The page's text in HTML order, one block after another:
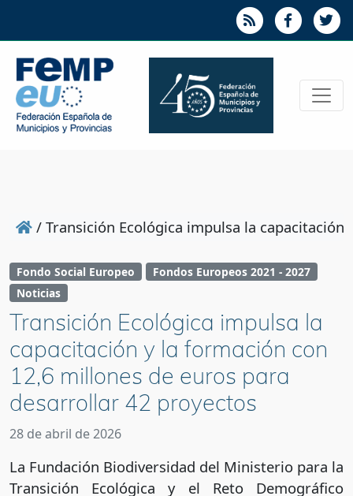
/ Transición Ecológica impulsa la
Fondo Social Europeo
Fondos Europeos 2021 - 2027
Noticias
Transición Ecológica impulsa la
capacitación y la formación con
12,6 millones de euros para
desarrollar 42 proyectos
28 de abril de 2026
La Fundación Biodiversidad del Ministerio para la
Transición Ecológica y el Reto Demográfico